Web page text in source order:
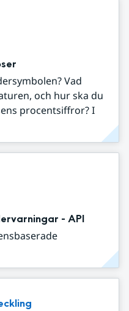
Vad
och hur ska du
procentsiffror? I
- API